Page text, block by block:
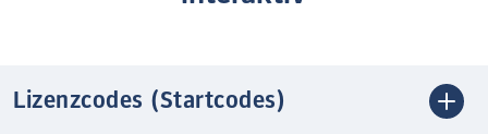
Lizenzcodes (Startcodes)